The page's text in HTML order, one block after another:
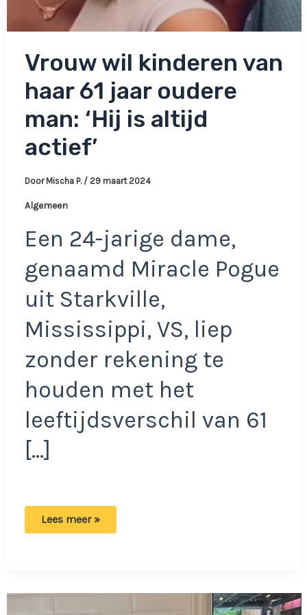
Vrouw wil kinderen van
haar 61 jaar oudere
man: ‘Hij is altijd
actief’
Door Mischa P. / 29 maart 2024
Algemeen
Een 24-jarige dame,
genaamd Miracle Pogue
uit Starkville,
Mississippi, VS, liep
zonder rekening te
houden met het
leeftijdsverschil van 61
[…]
Vrouw
oudere
Lees meer »